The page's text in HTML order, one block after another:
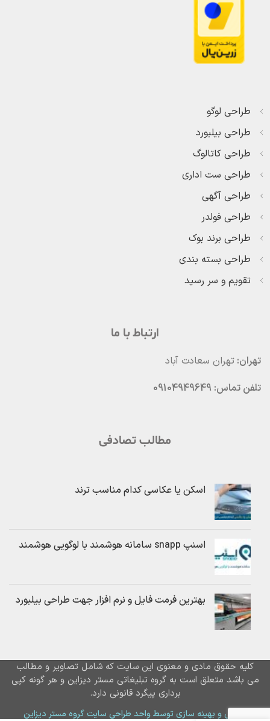
طراحی لوگو
طراحی بیلبورد
طراحی کاتالوگ
طراحی ست اداری
طراحی آگهی
طراحی فولدر
طراحی برند بوک
طراحی بسته بندی
تقویم و سر رسید
ارتباط با ما
تهران: تهران سعادت آباد
تلفن تماس: 09104949649
مطالب تصادفی
اسکن یا عکاسی کدام مناسب ترند
اسنپ snapp سامانه هوشمند با لوگویی هوشمند
بهترین فرمت فایل و نرم افزار جهت طراحی بیلبورد
کلیه حقوق مادی و معنوی این سایت که شامل تصاویر و مطالب
می باشد متعلق است به گروه تبلیغاتی مستر دیزاین و هر گونه کپی
برداری پیگرد قانونی دارد.
طراحی و بهینه سازی توسط واحد طراحی سایت گروه مستر دیزاین